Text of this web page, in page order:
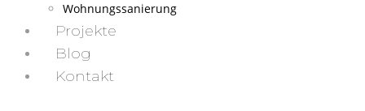
Wohnungssanierung
Projekte
Blog
Kontakt